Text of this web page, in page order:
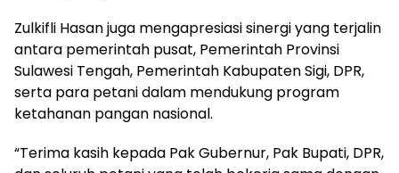
Zulkifli Hasan juga mengapresiasi sinergi yang terjalin
antara pemerintah pusat, Pemerintah Provinsi
Sulawesi Tengah, Pemerintah Kabupaten Sigi, DPR,
serta para petani dalam mendukung program
ketahanan pangan nasional.
“Terima kasih kepada Pak Gubernur, Pak Bupati, DPR,